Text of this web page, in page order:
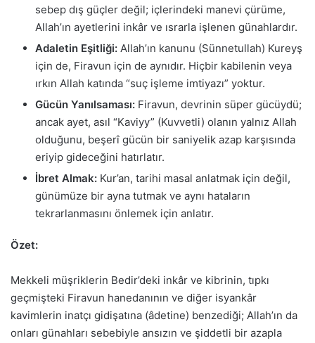
sebep dış güçler değil; içlerindeki manevi çürüme,
Allah’ın ayetlerini inkâr ve ısrarla işlenen günahlardır.
Adaletin Eşitliği: Allah’ın kanunu (Sünnetullah) Kureyş
için de, Firavun için de aynıdır. Hiçbir kabilenin veya
ırkın Allah katında “suç işleme imtiyazı” yoktur.
Gücün Yanılsaması: Firavun, devrinin süper gücüydü;
ancak ayet, asıl “Kaviyy” (Kuvvetli) olanın yalnız Allah
olduğunu, beşerî gücün bir saniyelik azap karşısında
eriyip gideceğini hatırlatır.
İbret Almak: Kur’an, tarihi masal anlatmak için değil,
günümüze bir ayna tutmak ve aynı hataların
tekrarlanmasını önlemek için anlatır.
Özet:
Mekkeli müşriklerin Bedir’deki inkâr ve kibrinin, tıpkı
geçmişteki Firavun hanedanının ve diğer isyankâr
kavimlerin inatçı gidişatına (âdetine) benzediği; Allah’ın da
onları günahları sebebiyle ansızın ve şiddetli bir azapla